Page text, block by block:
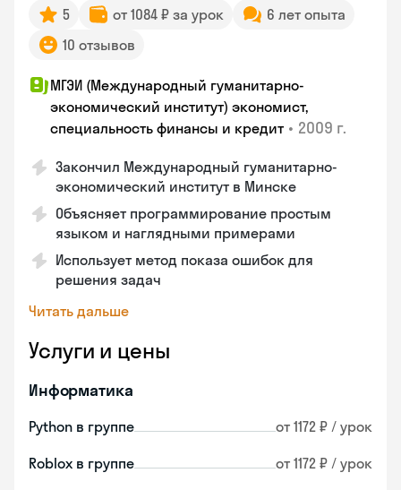
5 от 1084 ₽ за урок
6 лет опыта
10 отзывов
МГЭИ (Международный гуманитарно-
экономический институт) экономист,
специальность финансы и кредит • 2009 г.
Закончил Международный гуманитарно-
экономический институт в Минске
Объясняет программирование простым
языком и наглядными примерами
Использует метод показа ошибок для
решения задач
Читать дальше
Услуги и цены
Информатика
Python в группе от 1172 ₽ / урок
Roblox в группе от 1172 ₽ / урок